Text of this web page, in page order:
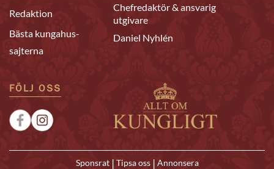
Redaktion
Bästa kungahus-
sajterna
Chefredaktör & ansvarig
utgivare
Daniel Nyhlén
FÖLJ OSS
Sponsrat | Tipsa oss | Annonsera